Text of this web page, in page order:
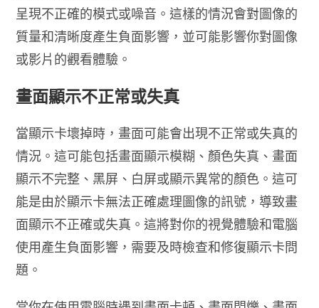
呈現不正確的模式或噪音。這樣的情況會對圖像的
質量和清晰度產生負面影響，並可能影響你對圖像
或影片的觀看體驗。
畫面顯示不正常或失真
當顯示卡壞掉時，畫面可能會出現不正常或失真的
情況。這可能包括畫面顯示模糊、顏色失真、畫面
顯示不完整、黑屏、白屏或顯示異常的顏色。這可
能是由於顯示卡無法正確處理圖像的訊號，導致畫
面顯示不正確或失真。這將對你的視覺體驗和電腦
使用產生負面影響，需要及時檢查和修復顯示卡問
題。